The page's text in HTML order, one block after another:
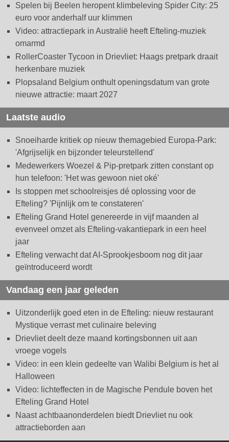
Spelen bij Beelen heropent klimbeleving Spider City: 25
euro voor anderhalf uur klimmen
Video: attractiepark in Australië heeft Efteling-muziek
omarmd
RollerCoaster Tycoon in Drievliet: Haags pretpark draait
herkenbare muziek
Plopsaland Belgium onthult openingsdatum van grote
nieuwe attractie: maart 2027
Laatste audio
Snoeiharde kritiek op nieuw themagebied Europa-Park:
'Afgrijselijk en bijzonder teleurstellend'
Medewerkers Woezel & Pip-pretpark zitten constant op
hun telefoon: 'Het was gewoon niet oké'
Is stoppen met schoolreisjes dé oplossing voor de
Efteling? 'Pijnlijk om te constateren'
Efteling Grand Hotel genereerde in vijf maanden al
evenveel omzet als Efteling-vakantiepark in een heel
jaar
Efteling verwacht dat AI-Sprookjesboom nog dit jaar
geïntroduceerd wordt
Vandaag een jaar geleden
Uitzonderlijk goed eten in de Efteling: nieuw restaurant
Mystique verrast met culinaire beleving
Drievliet deelt deze maand kortingsbonnen uit aan
vroege vogels
Video: in een klein gedeelte van Walibi Belgium is het al
Halloween
Video: lichteffecten in de Magische Pendule boven het
Efteling Grand Hotel
Naast achtbaanonderdelen biedt Drievliet nu ook
attractieborden aan